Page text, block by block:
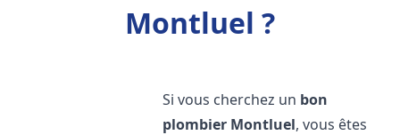
Montluel ?
Si vous cherchez un bon
plombier Montluel, vous êtes